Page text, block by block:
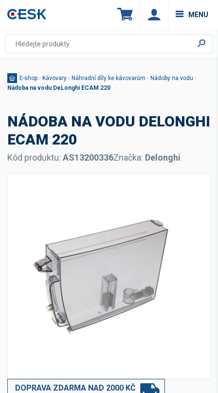
MENU
E-shop › Kávovary › Náhradní díly ke kávovarům › Nádoby na vodu ›
Nádoba na vodu DeLonghi ECAM 220
NÁDOBA NA VODU DELONGHI
ECAM 220
Kód produktu: AS13200336Značka: Delonghi
DOPRAVA ZDARMA NAD 2000 KČ